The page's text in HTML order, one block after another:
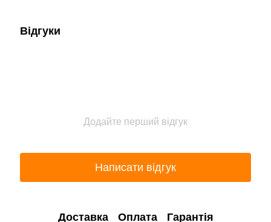
Відгуки
Додайте перший відгук
Написати відгук
Доставка Оплата Гарантія